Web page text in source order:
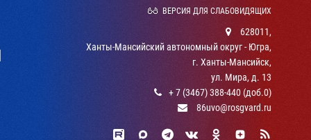
ВЕРСИЯ ДЛЯ СЛАБОВИДЯЩИХ
628011,
Ханты-Мансийский автономный округ - Югра,
г. Ханты-Мансийск,
ул. Мира, д. 13
+ 7 (3467) 388-440 (доб.0)
86uvo@rosgvard.ru